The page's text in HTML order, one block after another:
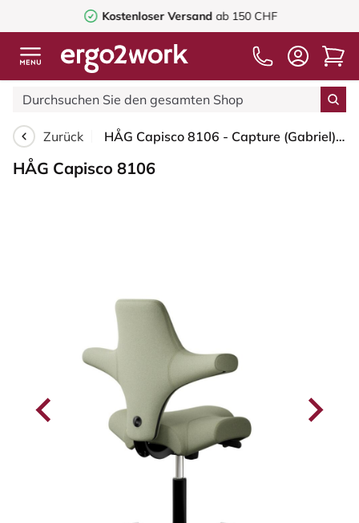
Kostenloser Versandab 150 CHF
Zurück HÅG Capisco 8106 - Capture (Gabriel) - Wolle / Polyamid - CPT5101 - Green-grey - Schwarz - 265 mm (Sitzhöhe 53-79cm) - Bodengleiter
HÅG Capisco 8106